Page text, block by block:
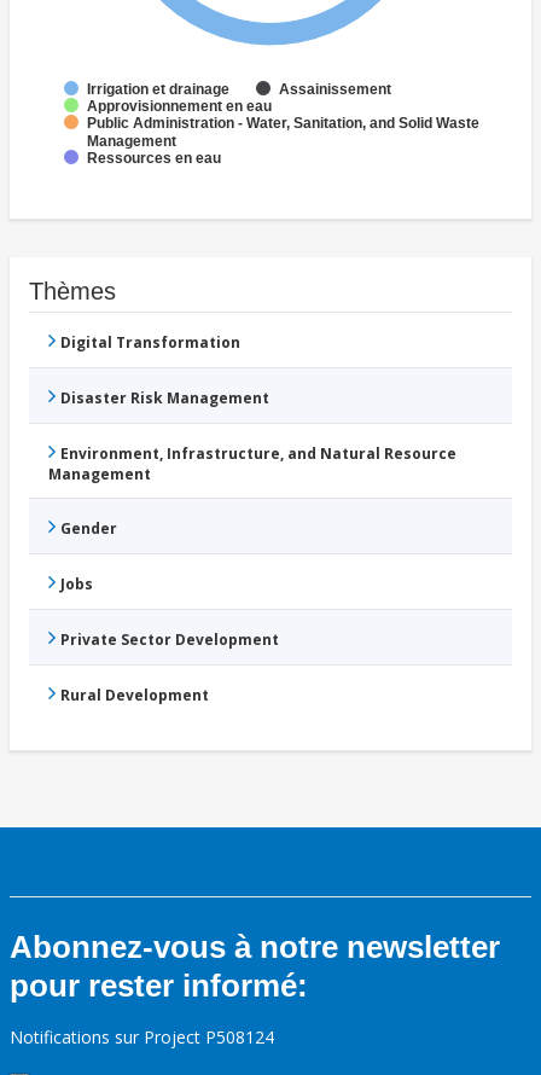
Irrigation et drainage
Assainissement
Approvisionnement en eau
Public Administration - Water, Sanitation, and Solid Waste
Management
Ressources en eau
Thèmes
Digital Transformation
Disaster Risk Management
Environment, Infrastructure, and Natural Resource
Management
Gender
Jobs
Private Sector Development
Rural Development
Abonnez-vous à notre newsletter
pour rester informé:
Notifications sur Project P508124